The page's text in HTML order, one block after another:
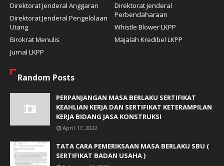
Direktorat Jenderal Anggaran
Direktorat Jenderal
Perbendaharaan
Direktorat Jenderal Pengelolaan
Utang
Whistle Blower LKPP
Birokrat Menulis
Majalah Kredibel LKPP
Jurnal LKPP
Random Posts
PERPANJANGAN MASA BERLAKU SERTIFIKAT
KEAHLIAN KERJA DAN SERTIFIKAT KETERAMPILAN
KERJA BIDANG JASA KONSTRUKSI
April 17, 2022
TATA CARA PEMERIKSAAN MASA BERLAKU SBU (
SERTIFIKAT BADAN USAHA )